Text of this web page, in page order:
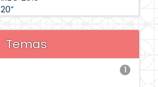
Temas
1